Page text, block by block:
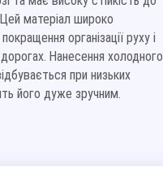
матеріал широко
організації руху і
Нанесення холодного
при низьких
його дуже зручним.